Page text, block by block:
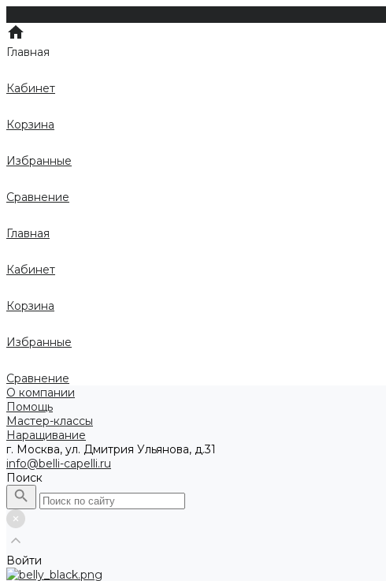
Главная
Кабинет
Корзина
Избранные
Сравнение
Главная
Кабинет
Корзина
Избранные
Сравнение
О компании
Помощь
Мастер-классы
Наращивание
г. Москва, ул. Дмитрия Ульянова, д.31
info@belli-capelli.ru
Поиск
Войти